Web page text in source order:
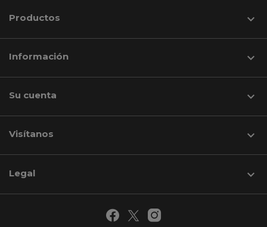
Productos 
Información 
Su cuenta 
Visítanos keyboard_arrow_down
Legal 